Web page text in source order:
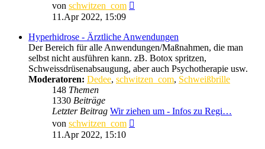
von schwitzen_com
11.Apr 2022, 15:09
Hyperhidrose - Ärztliche Anwendungen
Der Bereich für alle Anwendungen/Maßnahmen, die man
selbst nicht ausführen kann. zB. Botox spritzen,
Schweissdrüsenabsaugung, aber auch Psychotherapie usw.
Moderatoren: Dedee, schwitzen_com, Schweißbrille
148 Themen
1330 Beiträge
Letzter Beitrag Wir ziehen um - Infos zu Regi…
von schwitzen_com
11.Apr 2022, 15:10